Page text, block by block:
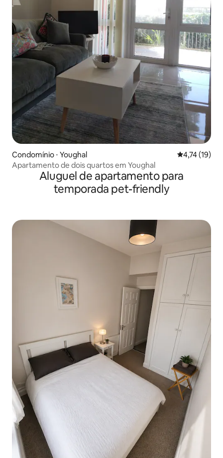
Condomínio ⋅ Youghal 4,74 de uma
4,74 (19)
Apartamento de dois quartos em Youghal
Aluguel de apartamento para
temporada pet-friendly